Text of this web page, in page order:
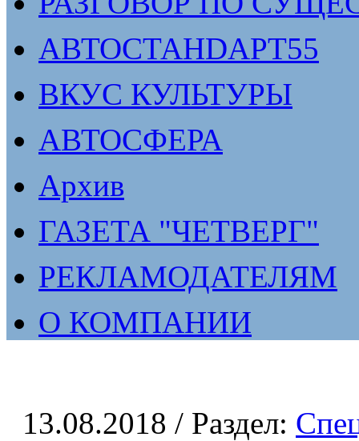
АВТОСТАНDАРТ55
ВКУС КУЛЬТУРЫ
АВТОСФЕРА
Архив
ГАЗЕТА "ЧЕТВЕРГ"
РЕКЛАМОДАТЕЛЯМ
О КОМПАНИИ
13.08.2018 / Раздел: